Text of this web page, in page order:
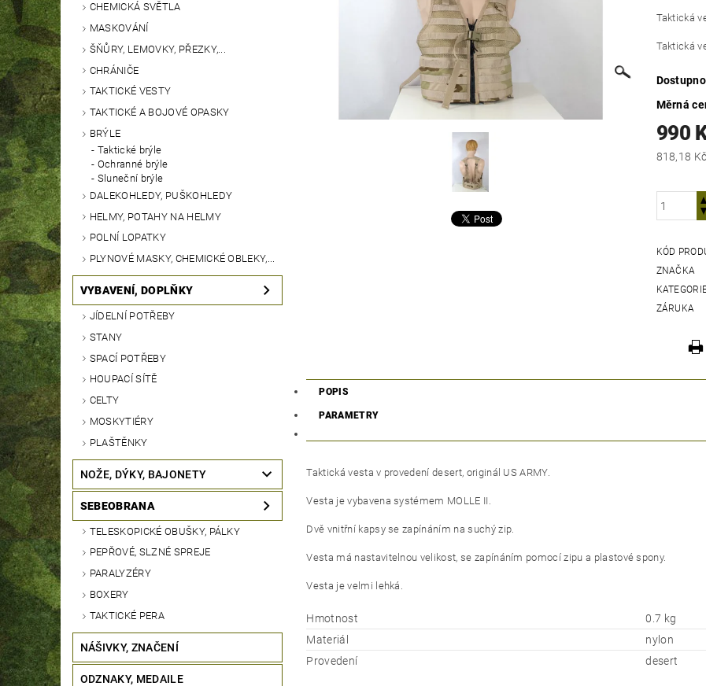
CHEMICKÁ SVĚTLA
MASKOVÁNÍ
ŠŇŮRY, LEMOVKY, PŘEZKY,...
CHRÁNIČE
TAKTICKÉ VESTY
TAKTICKÉ A BOJOVÉ OPASKY
BRÝLE
Taktické brýle
Ochranné brýle
Sluneční brýle
DALEKOHLEDY, PUŠKOHLEDY
HELMY, POTAHY NA HELMY
POLNÍ LOPATKY
PLYNOVÉ MASKY, CHEMICKÉ OBLEKY,...
VYBAVENÍ, DOPLŇKY
JÍDELNÍ POTŘEBY
STANY
SPACÍ POTŘEBY
HOUPACÍ SÍTĚ
CELTY
MOSKYTIÉRY
PLAŠTĚNKY
NOŽE, DÝKY, BAJONETY
SEBEOBRANA
TELESKOPICKÉ OBUŠKY, PÁLKY
PEPŘOVÉ, SLZNÉ SPREJE
PARALYZÉRY
BOXERY
TAKTICKÉ PERA
NÁŠIVKY, ZNAČENÍ
ODZNAKY, MEDAILE
Taktická
Taktická
Měrná
990
KÓD
ZNAČKA
ZÁRUKA
POPIS
PARAMETRY
Taktická vesta v provedení desert, originál US ARMY.
Vesta je vybavena systémem MOLLE II.
Dvě vnitřní kapsy se zapínáním na suchý zip.
Vesta má nastavitelnou velikost, se zapínáním pomocí zipu a plastové spony.
Vesta je velmi lehká.
Hmotnost
0.7 kg
Materiál
nylon
Provedení
desert